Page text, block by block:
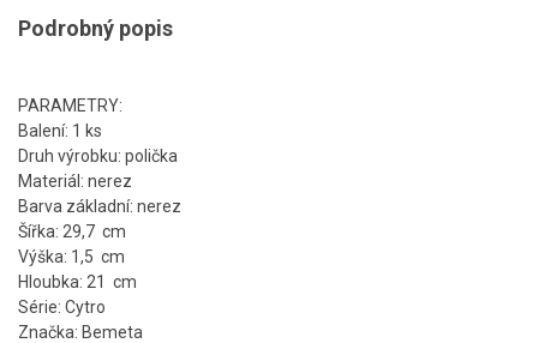
Podrobný popis
PARAMETRY:
Balení: 1 ks
Druh výrobku: polička
Materiál: nerez
Barva základní: nerez
Šířka: 29,7 cm
Výška: 1,5 cm
Hloubka: 21 cm
Série: Cytro
Značka: Bemeta